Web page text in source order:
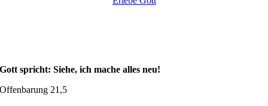
Gott spricht: Siehe, ich mache alles neu!
Offenbarung 21,5